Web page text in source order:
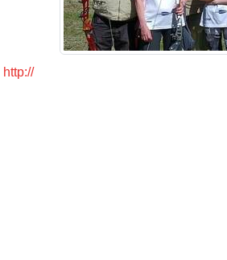
http://